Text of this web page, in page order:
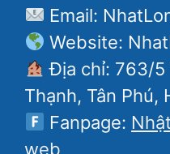
Email:
Website:
Địa chỉ: 763/5
Thạnh, Tân Phú,
Fanpage:
web